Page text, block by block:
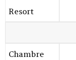
Resort
Chambre